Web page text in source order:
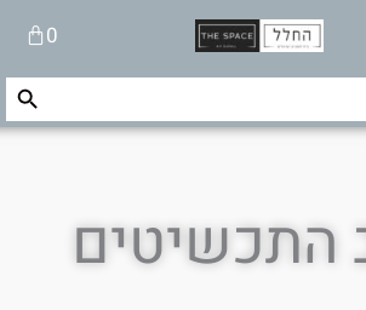
0עגלת
קניות
התכשיטים